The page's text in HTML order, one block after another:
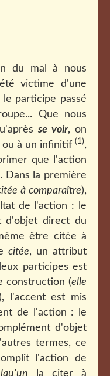
du mal à nous
victime d'une
participe passé
Que nous
se voir, on
à un infinitif (1),
que l'action
. Dans la première
à comparaître),
de l'action : le
d'objet direct du
être citée à
citée, un attribut
participes est
construction (elle
), l'accent est mis
de l'action : le
d'objet
termes, ce
l'action de
la citer à